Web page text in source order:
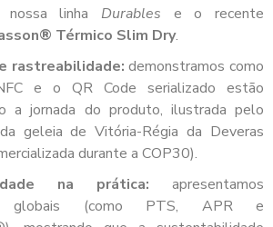
nossa linha Durables e o recente
Térmico Slim Dry.
rastreabilidade: demonstramos como
e o QR Code serializado estão
a jornada do produto, ilustrada pelo
geleia de Vitória-Régia da Deveras
durante a COP30).
na prática: apresentamos
globais (como PTS, APR e